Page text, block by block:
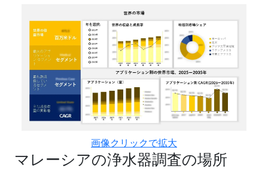
画像クリックで拡大
マレーシアの浄水器調査の場所